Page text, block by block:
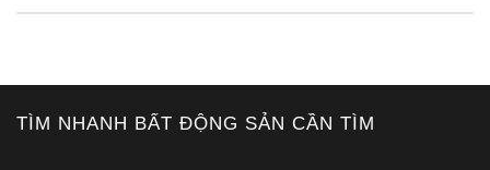
TÌM NHANH BẤT ĐỘNG SẢN CẦN TÌM